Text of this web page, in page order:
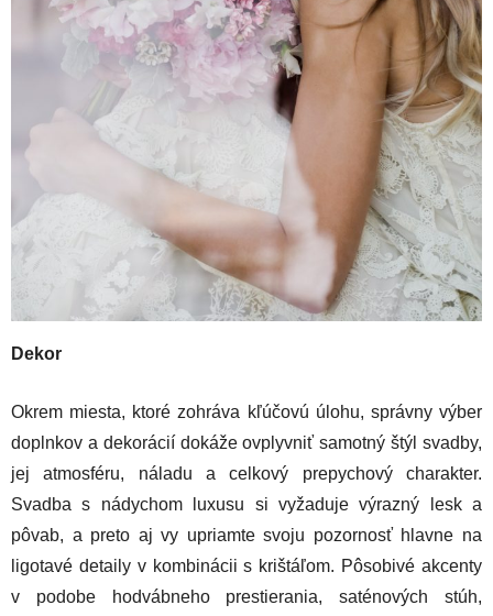
Dekor
Okrem miesta, ktoré zohráva kľúčovú úlohu, správny výber
doplnkov a dekorácií dokáže ovplyvniť samotný štýl svadby,
jej atmosféru, náladu a celkový prepychový charakter.
Svadba s nádychom luxusu si vyžaduje výrazný lesk a
pôvab, a preto aj vy upriamte svoju pozornosť hlavne na
ligotavé detaily v kombinácii s krištáľom. Pôsobivé akcenty
v podobe hodvábneho prestierania, saténových stúh,